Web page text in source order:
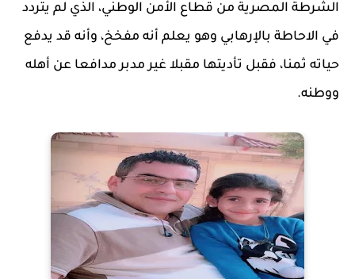
الشرطة المصرية من قطاع الأمن الوطني، الذي لم يتردد
في الاحاطة بالإرهابي وهو يعلم أنه مفخخ، وأنه قد يدفع
حياته ثمنا، فقبل تأديتها مقبلا غير مدبر مدافعا عن أهله
ووطنه.